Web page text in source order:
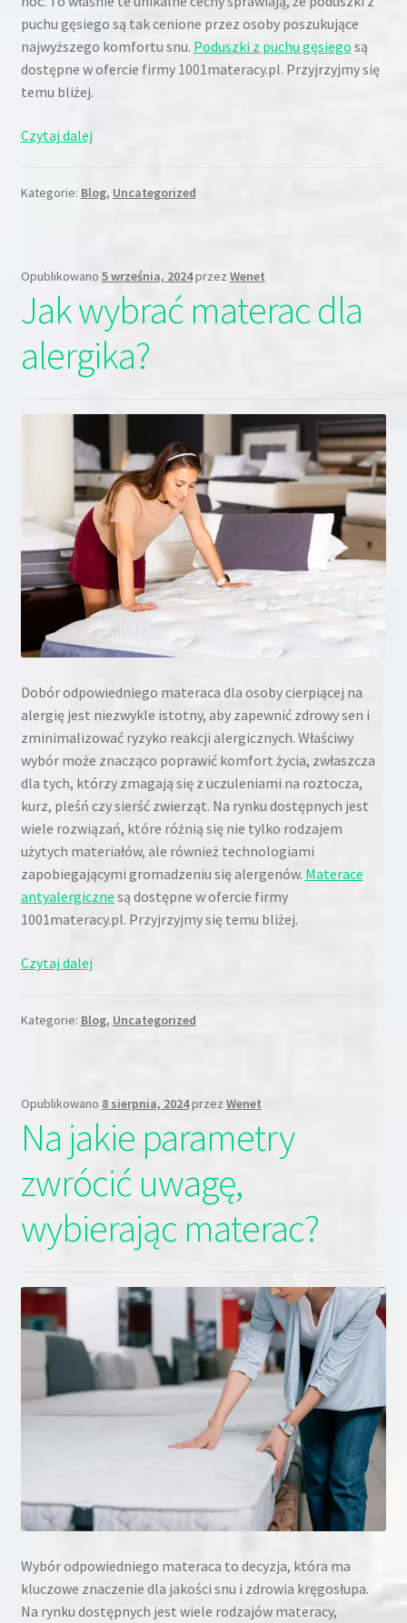
puchu gęsiego są tak cenione przez osoby poszukujące
najwyższego komfortu snu. Poduszki z puchu gęsiego są
dostępne w ofercie firmy 1001materacy.pl. Przyjrzyjmy się
temu bliżej.
Czytaj dalejW
sekret
z
puchu
gęsiego?
Kategorie: Blog, Uncategorized
Opublikowano 5 września, 2024przez Wenet
Jak wybrać materac dla
alergika?
Dobór odpowiedniego materaca dla osoby cierpiącej na
alergię jest niezwykle istotny, aby zapewnić zdrowy sen i
zminimalizować ryzyko reakcji alergicznych. Właściwy
wybór może znacząco poprawić komfort życia, zwłaszcza
dla tych, którzy zmagają się z uczuleniami na roztocza,
kurz, pleśń czy sierść zwierząt. Na rynku dostępnych jest
wiele rozwiązań, które różnią się nie tylko rodzajem
użytych materiałów, ale również technologiami
zapobiegającymi gromadzeniu się alergenów. Materace
antyalergiczne są dostępne w ofercie firmy
1001materacy.pl. Przyjrzyjmy się temu bliżej.
Czytaj dalejJak
dla
Kategorie: Blog, Uncategorized
Opublikowano 8 sierpnia, 2024przez Wenet
Na jakie parametry
zwrócić uwagę,
wybierając materac?
Wybór odpowiedniego materaca to decyzja, która ma
kluczowe znaczenie dla jakości snu i zdrowia kręgosłupa.
Na rynku dostępnych jest wiele rodzajów materacy,